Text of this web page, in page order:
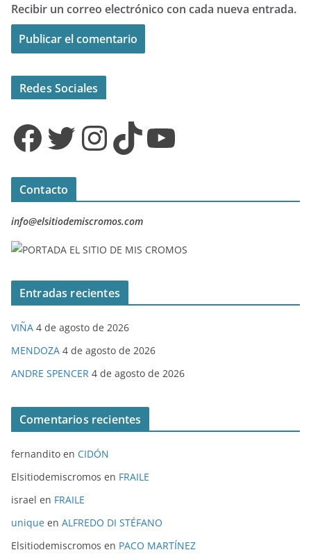
Recibir un correo electrónico con cada nueva entrada.
Redes Sociales
Facebook Twitter InstagramTikTok YouTube
Contacto
info@elsitiodemiscromos.com
Entradas recientes
VIÑA 4 de agosto de 2026
MENDOZA 4 de agosto de 2026
ANDRE SPENCER 4 de agosto de 2026
Comentarios recientes
fernandito en CIDÓN
Elsitiodemiscromos en FRAILE
israel en FRAILE
unique en ALFREDO DI STÉFANO
Elsitiodemiscromos en PACO MARTÍNEZ